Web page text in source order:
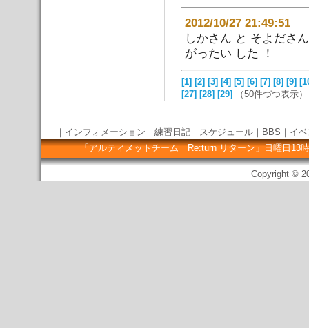
2012/10/27
しかさん と そよださ
がったい した ！
[1] [2] [3] [4] [5] [6] [7] [8] [9]
[27] [28] [29] （50件づつ表示）
｜ インフォメーション ｜ 練習日記｜ スケジュール｜ BBS ｜ イ
「アルティメットチーム Re:turn リターン」日曜日13
Copyright ©